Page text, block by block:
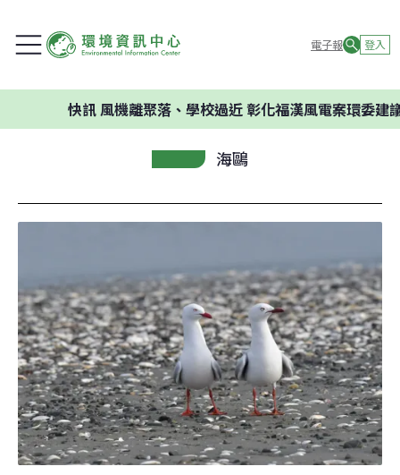
電子報 登入
快訊風機離聚落、學校過近 彰化福漢風電案環委建議不
海鷗